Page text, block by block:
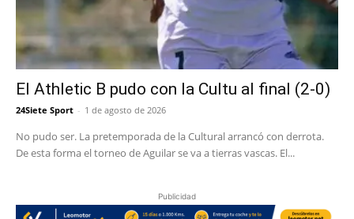
El Athletic B pudo con la Cultu al final (2-0)
24Siete Sport - 1 de agosto de 2026
No pudo ser. La pretemporada de la Cultural arrancó con derrota.
De esta forma el torneo de Aguilar se va a tierras vascas. El...
Publicidad